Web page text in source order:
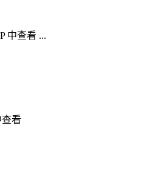
中查看 ...
查看